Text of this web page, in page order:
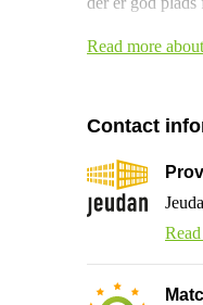
Read more
Contact